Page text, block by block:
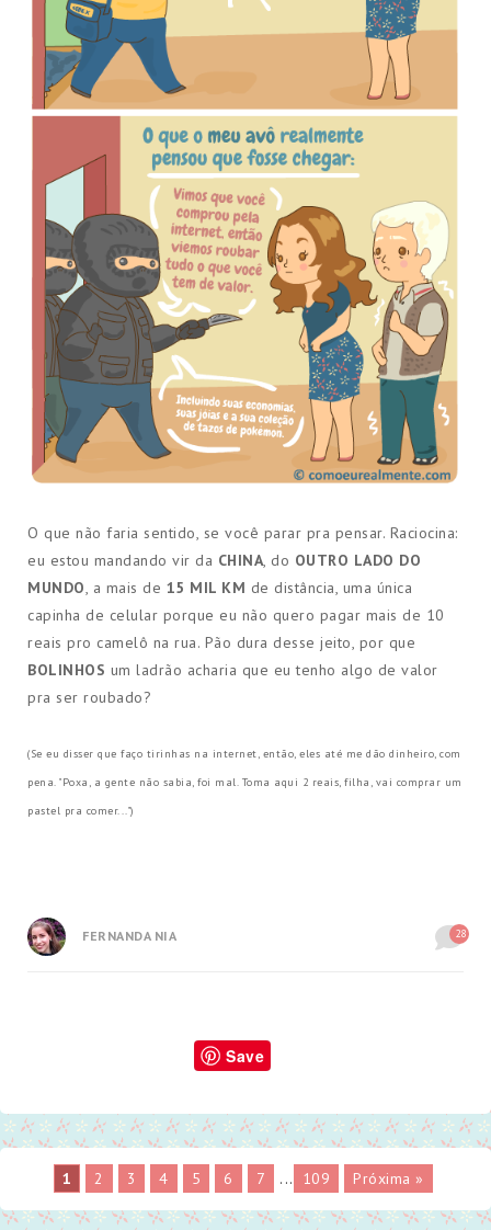
O que não faria sentido, se você parar pra pensar. Raciocina:
eu estou mandando vir da CHINA, do OUTRO LADO DO
MUNDO, a mais de 15 MIL KM de distância, uma única
capinha de celular porque eu não quero pagar mais de 10
reais pro camelô na rua. Pão dura desse jeito, por que
BOLINHOS um ladrão acharia que eu tenho algo de valor
pra ser roubado?
(Se eu disser que faço tirinhas na internet, então, eles até me dão dinheiro, com
pena. "Poxa, a gente não sabia, foi mal. Toma aqui 2 reais, filha, vai comprar um
pastel pra comer...")
FERNANDA NIA 28
Save
1 2 3 4 5 6 7 ... 109 Próxima »